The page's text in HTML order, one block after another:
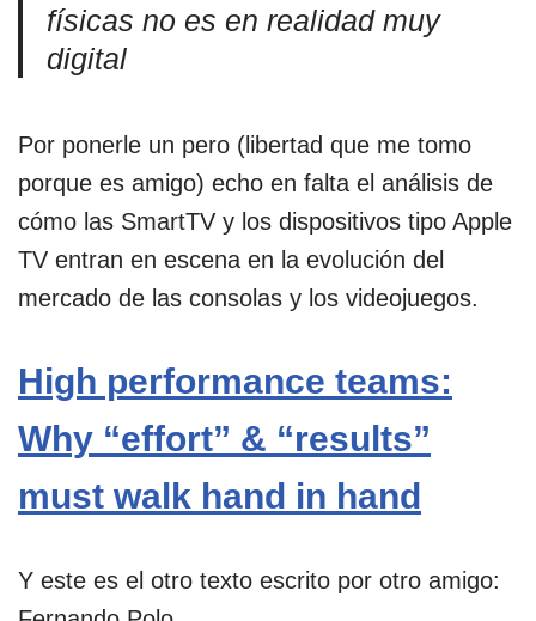
físicas no es en realidad muy
digital
Por ponerle un pero (libertad que me tomo
porque es amigo) echo en falta el análisis de
cómo las SmartTV y los dispositivos tipo Apple
TV entran en escena en la evolución del
mercado de las consolas y los videojuegos.
High performance teams:
Why “effort” & “results”
must walk hand in hand
Y este es el otro texto escrito por otro amigo: